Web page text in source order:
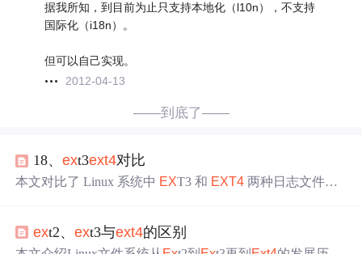
据我所知，到目前为止只支持本地化（l10n），不支持
国际化（i18n）。
但可以自己实现。
2012-04-13
——到底了——
18、ext3ext4对比
本文对比了 Linux 系统中 EXT3 和 EXT4 两种日志文件系
T3 稳定且数据安全高，适用于小型系统；
展性好，适用于大规模存储设备，通常推荐使用。
ext2、ext3与ext4的区别